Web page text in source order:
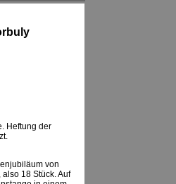
Heftung der
von
18 Stück. Auf